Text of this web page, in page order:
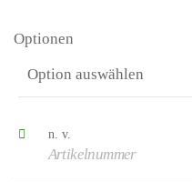
Optionen
n. v.
Artikelnummer